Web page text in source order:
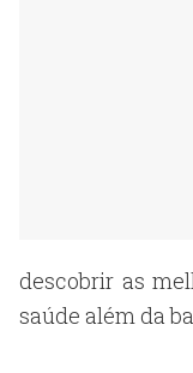
descobrir as
saúde além da